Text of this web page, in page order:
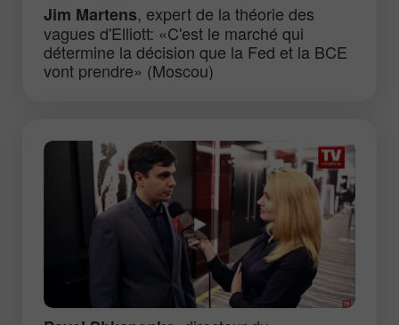
Jim Martens, expert de la théorie des
vagues d'Elliott: «C'est le marché qui
détermine la décision que la Fed et la BCE
vont prendre» (Moscou)